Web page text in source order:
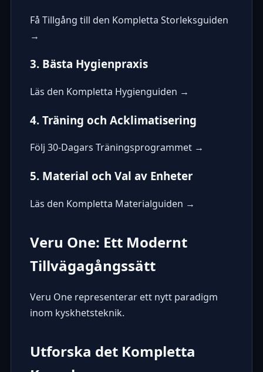
Få Tillgång till den Kompletta Storleksguiden
→
3. Bästa Hygienpraxis
Läs den Kompletta Hygienguiden →
4. Träning och Acklimatisering
Följ 30-Dagars Träningsprogrammet →
5. Material och Val av Enheter
Läs den Kompletta Materialguiden →
Veru One: Ett Modernt
Tillvägagångssätt
Veru Onerepresenterar ett nytt paradigm
inom kyskhetsteknik.
Utforska det Kompletta